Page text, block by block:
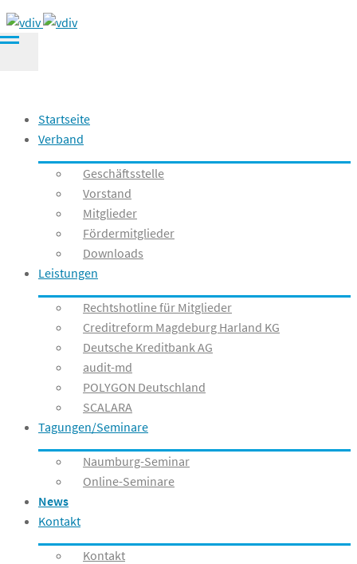
Startseite
Verband
Geschäftsstelle
Vorstand
Mitglieder
Fördermitglieder
Downloads
Leistungen
Rechtshotline für Mitglieder
Creditreform Magdeburg Harland KG
Deutsche Kreditbank AG
audit-md
POLYGON Deutschland
SCALARA
Tagungen/Seminare
Naumburg-Seminar
Online-Seminare
News
Kontakt
Kontakt